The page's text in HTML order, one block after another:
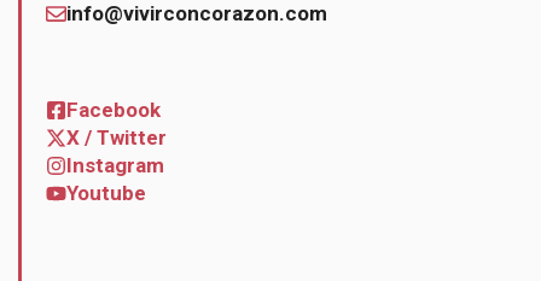
info@vivirconcorazon.com
Facebook
X / Twitter
Instagram
Youtube